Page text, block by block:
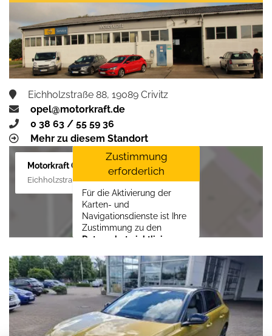
Zustimmen und
aktivieren
Eichholzstraße 88, 19089 Crivitz
opel@motorkraft.de
0 38 63 / 55 59 36
Mehr zu diesem Standort
Motorkraft GmbH
Eichholzstraße 88, 19089 Crivitz
Zustimmung
erforderlich
Für die Aktivierung der
Karten- und
Navigationsdienste ist Ihre
Zustimmung zu den
Datenschutzrichtlinien
LLCerforderlich.
Zustimmen und
aktivieren